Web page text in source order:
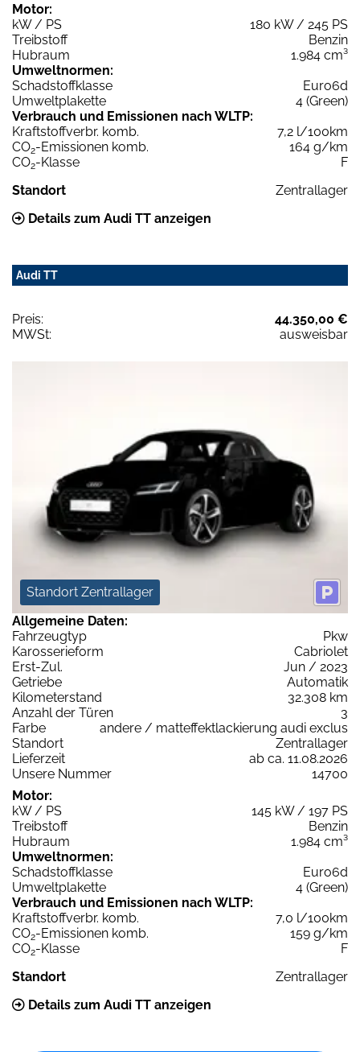
Motor:
kW / PS
180 kW / 245 PS
Treibstoff
Benzin
Hubraum
1.984 cm³
Umweltnormen:
Schadstoffklasse
Euro6d
Umweltplakette
4 (Green)
Verbrauch und Emissionen nach WLTP:
Kraftstoffverbr. komb.
7,2 l/100km
CO2-Emissionen komb.
164 g/km
CO2-Klasse
F
Standort
Zentrallager
Details zum Audi TT anzeigen
Audi TT
Preis:
44.350,00 €
MWSt:
ausweisbar
Standort Zentrallager
Allgemeine Daten:
Fahrzeugtyp
Pkw
Karosserieform
Cabriolet
Erst-Zul.
Jun / 2023
Getriebe
Automatik
Kilometerstand
32.308 km
Anzahl der Türen
3
Farbe
andere / matteffektlackierung audi exclus
Standort
Zentrallager
Lieferzeit
ab ca. 11.08.2026
Unsere Nummer
14700
Motor:
kW / PS
145 kW / 197 PS
Treibstoff
Benzin
Hubraum
1.984 cm³
Umweltnormen:
Schadstoffklasse
Euro6d
Umweltplakette
4 (Green)
Verbrauch und Emissionen nach WLTP:
Kraftstoffverbr. komb.
7,0 l/100km
CO2-Emissionen komb.
159 g/km
CO2-Klasse
F
Standort
Zentrallager
Details zum Audi TT anzeigen